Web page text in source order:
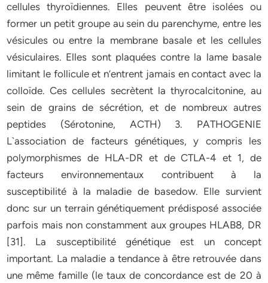
cellules thyroïdiennes. Elles peuvent être isolées ou
former un petit groupe au sein du parenchyme, entre les
vésicules ou entre la membrane basale et les cellules
vésiculaires. Elles sont plaquées contre la lame basale
limitant le follicule et n’entrent jamais en contact avec la
colloïde. Ces cellules secrètent la thyrocalcitonine, au
sein de grains de sécrétion, et de nombreux autres
peptides (Sérotonine, ACTH) 3. PATHOGENIE
L`association de facteurs génétiques, y compris les
polymorphismes de HLA-DR et de CTLA-4 et 1, de
facteurs environnementaux contribuent à la
susceptibilité à la maladie de basedow. Elle survient
donc sur un terrain génétiquement prédisposé associée
parfois mais non constamment aux groupes HLAB8, DR
[31]. La susceptibilité génétique est un concept
important. La maladie a tendance à être retrouvée dans
une même famille (le taux de concordance est de 20 à